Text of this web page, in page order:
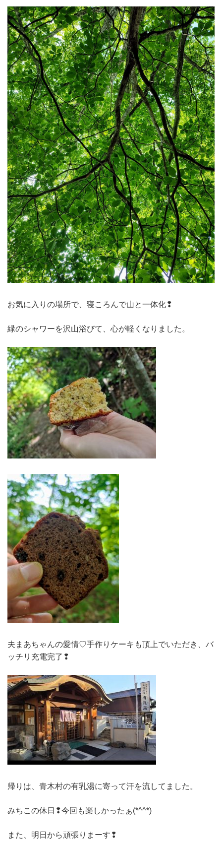
お気に入りの場所で、寝ころんで山と一体化❢
緑のシャワーを沢山浴びて、心が軽くなりました。
夫まあちゃんの愛情♡手作りケーキも頂上でいただき、バ
ッチリ充電完了❢
帰りは、青木村の有乳湯に寄って汗を流してました。
みちこの休日❢今回も楽しかったぁ(*^^*)
また、明日から頑張りまーす❢